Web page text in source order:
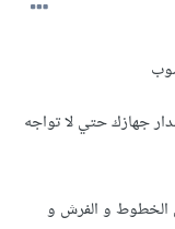
جهازك حتي لا تواجه
الخطوط و الفرش و